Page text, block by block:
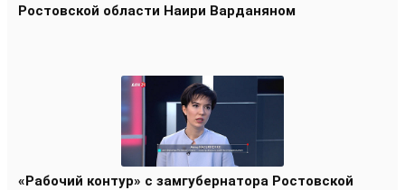
Ростовской области Наири Варданяном
«Рабочий контур» с замгубернатора Ростовской